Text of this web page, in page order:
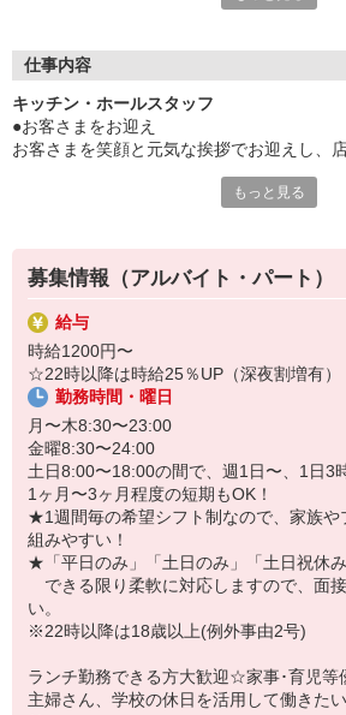
15歳以下のお子さまがいる従業員を対象
（制度の詳細については面接時にご確認
②1食120円で800円分食べられるまかない
③お得な従業員割引有
トリドールグループ系列店で最大25％引
ご家族やご友人も一緒に利用できます！
仕事内容
キッチン・ホールスタッフ
●お客さまをお迎え
お客さまを笑顔と元気な挨拶でお迎えし、
テイクアウト注文のお伺いや、お渡しもあり
土日はご家族連れのお客さまが多くいらっ
地元の常連さんも多く、ほっこりとした雰囲
●うどんの調理補助
メニューやサイズ、「冷たい/温かい」など
うどんを茹でたり、盛り付けます。
テイクアウト注文の調理もあります。
●天ぷら・おむすびの調理
レシピ通りに調理・盛り付けて、
完成したらカウンターに並べます。
●レジ業務
自動釣銭機導入店もあるので、お会計もス
●洗い場/店内清掃
お客さまが返却口にお持ちくださったお皿
ベテランスタッフが多数在籍しているので
もっと見る
募集情報（アルバイト・パート）
給与
時給1200円〜
☆22時以降は時給25％UP（深夜割増有）
勤務時間・曜日
月〜木8:30〜23:00
金曜8:30〜24:00
土日8:00〜18:00の間で、週1日〜、1日3
1ヶ月〜3ヶ月程度の短期もOK！
★1週間毎の希望シフト制なので、家族や
組みやすい！
★「平日のみ」「土日のみ」「土日祝休み
できる限り柔軟に対応しますので、面
い。
※22時以降は18歳以上(例外事由2号)
ランチ勤務できる方大歓迎☆家事･育児等
主婦さん、学校の休日を活用して働きた